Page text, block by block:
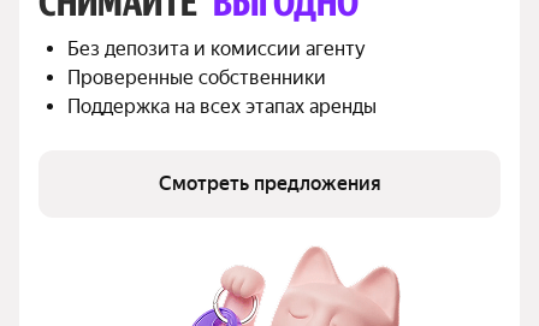
Без депозита и комиссии агенту
Проверенные собственники
Поддержка на всех этапах аренды
Смотреть предложения